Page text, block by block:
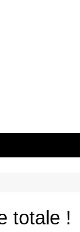
totale !